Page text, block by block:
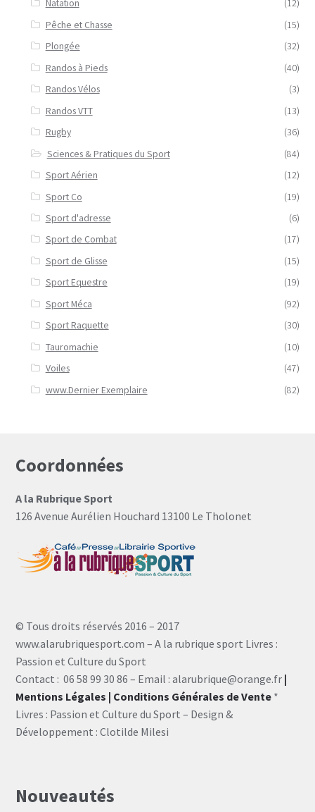
Natation
(12)
Pêche et Chasse
(15)
Plongée
(32)
Randos à Pieds
(40)
Randos Vélos
(3)
Randos VTT
(13)
Rugby
(36)
Sciences & Pratiques du Sport
(84)
Sport Aérien
(12)
Sport Co
(19)
Sport d'adresse
(6)
Sport de Combat
(17)
Sport de Glisse
(15)
Sport Equestre
(19)
Sport Méca
(92)
Sport Raquette
(30)
Tauromachie
(10)
Voiles
(47)
www.Dernier Exemplaire
(82)
Coordonnées
A la Rubrique Sport
126 Avenue Aurélien Houchard 13100 Le Tholonet
© Tous droits réservés 2016 – 2017
www.alarubriquesport.com – A la rubrique sport Livres :
Passion et Culture du Sport
Contact : 06 58 99 30 86 – Email : alarubrique@orange.fr |
Mentions Légales | Conditions Générales de Vente *
Livres : Passion et Culture du Sport – Design &
Développement : Clotilde Milesi
Nouveautés